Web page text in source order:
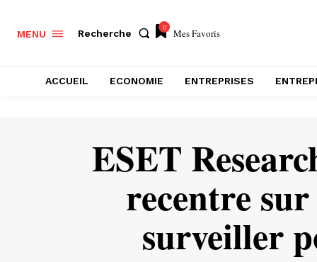
MENU Recherche
0 Mes Favoris
ACCUEIL ECONOMIE ENTREPRISES
ESET
recentre
surveiller